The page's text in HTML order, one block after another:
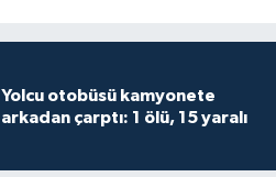
Yolcu otobüsü kamyonete
arkadan çarptı: 1 ölü, 15 yaralı